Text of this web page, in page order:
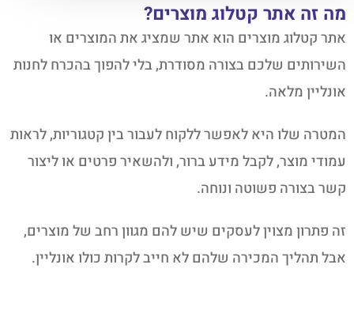
מה זה אתר קטלוג מוצרים?
אתר קטלוג מוצרים הוא אתר שמציג את המוצרים או
השירותים שלכם בצורה מסודרת, בלי להפוך בהכרח לחנות
אונליין מלאה.
המטרה שלו היא לאפשר ללקוח לעבור בין קטגוריות, לראות
עמודי מוצר, לקבל מידע ברור, ולהשאיר פרטים או ליצור
קשר בצורה פשוטה ונוחה.
זה פתרון מצוין לעסקים שיש להם מגוון רחב של מוצרים,
אבל תהליך המכירה שלהם לא חייב לקרות כולו אונליין.